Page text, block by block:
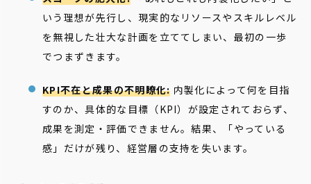
いう理想が先行し、現実的なリソースやスキルレベル
を無視した壮大な計画を立ててしまい、最初の一歩
でつまずきます。
KPI不在と成果の不明瞭化: 内製化によって何を目指
すのか、具体的な目標（KPI）が設定されておらず、
成果を測定・評価できません。結果、「やっている
感」だけが残り、経営層の支持を失います。